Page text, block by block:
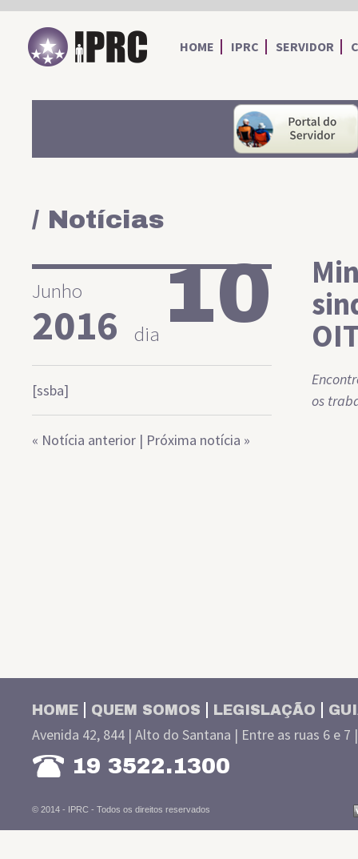
IPRC
HOME IPRC SERVIDOR
/ Notícias
Junho
2016 dia10
[ssba]
« Notícia anterior | Próxima notícia »
os
HOME QUEM SOMOS LEGISLAÇÃO
Avenida 42, 844 | Alto do Santana | Entre as ruas 6 e 7
19 3522.1300
© 2014 - IPRC - Todos os direitos reservados